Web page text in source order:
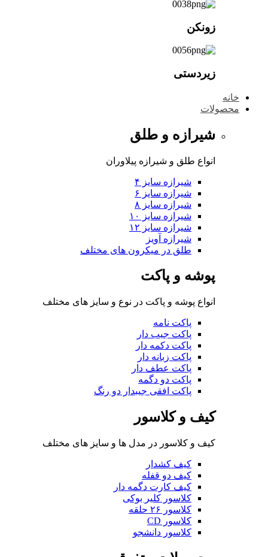
زونکن
زیردستی
خانه
محصولات
شیرازه و طلق
انواع طلق و شیرازه پیلاوران
شیرازه سایز ۴
شیرازه سایز ۶
شیرازه سایز ۸
شیرازه سایز ۱۰
شیرازه سایز ۱۲
شیرازه آویز
طلق در میکرون های مختلف
پوشه و پاکت
انواع پوشه و پاکت در نوع و سایز های مختلف
پاکت نامه
پاکت جیب دار
پاکت دکمه دار
پاکت زبانه دار
پاکت عطف دار
پاکت دو دگمه
پاکت افقی جیبدار دو رنگ
کیف و کلاسور
کیف و کلاسور در مدل ها و سایز های مختلف
کیف کشدار
کیف دو قفله
کیف کارت دگمه دار
کلاسور کلیر بوکی
کلاسور ۲۶ حلقه
کلاسور CD
کلاسور دانشجو